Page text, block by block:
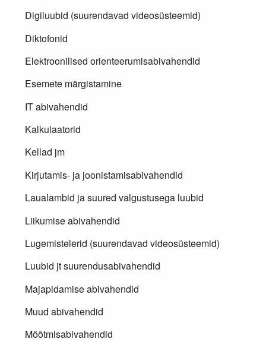
Digiluubid (suurendavad videosüsteemid)
Diktofonid
Elektroonilised orienteerumisabivahendid
Esemete märgistamine
IT abivahendid
Kalkulaatorid
Kellad jm
Kirjutamis- ja joonistamisabivahendid
Laualambid ja suured valgustusega luubid
Liikumise abivahendid
Lugemistelerid (suurendavad videosüsteemid)
Luubid jt suurendusabivahendid
Majapidamise abivahendid
Muud abivahendid
Mõõtmisabivahendid